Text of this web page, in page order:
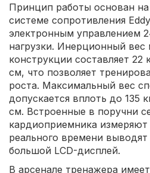
Принцип работы основан
системе сопротивления
электронным управлением
нагрузки. Инерционный вес
конструкции составляет 22
см, что позволяет
роста. Максимальный вес
допускается вплоть до 135
см. Встроенные в поручни
кардиоприемника
реального времени выводят
большой LCD-дисплей.
В арсенале тренажера